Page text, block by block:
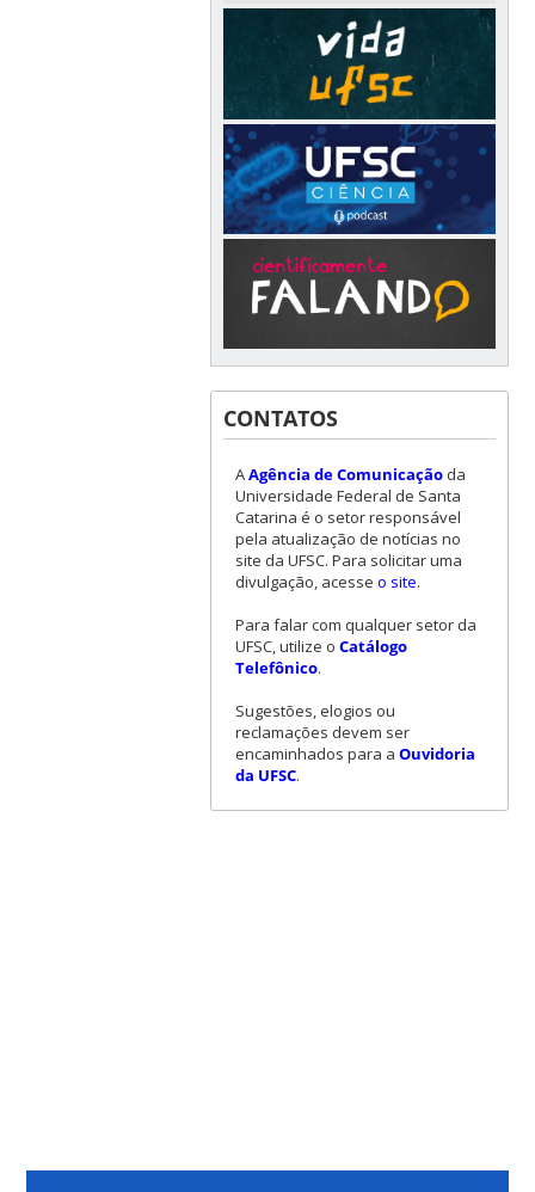
CONTATOS
AAgência de Comunicaçãoda
Universidade Federal de Santa
Catarina é o setor responsável
pela atualização de notícias no
site da UFSC. Para solicitar uma
divulgação, acesse o site.
Para falar com qualquer setor da
UFSC, utilize o Catálogo
Telefônico.
Sugestões, elogios ou
reclamações devem ser
encaminhados para a Ouvidoria
da UFSC.